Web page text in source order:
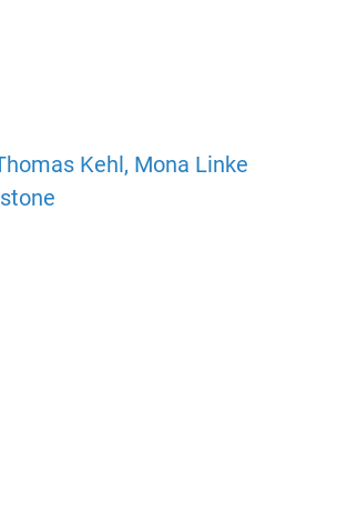
Kehl, Mona Linke